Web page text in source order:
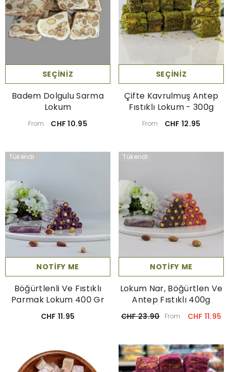
SEÇINIZ
Badem Dolgulu Sarma
Lokum
From CHF 10.95
SEÇINIZ
Çifte Kavrulmuş Antep
Fıstıklı Lokum - 300g
From CHF 12.95
Tükendi
NOTIFY ME
Böğürtlenli Ve Fıstıklı
Parmak Lokum 400 Gr
CHF 11.95
Tükendi
NOTIFY ME
Lokum Nar, Böğürtlen Ve
Antep Fıstıklı 400g
CHF 23.90 From CHF 11.95